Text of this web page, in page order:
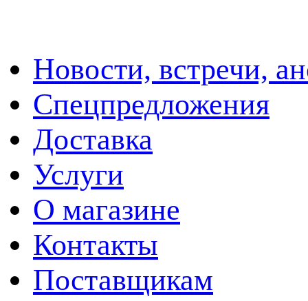
Новости, встречи,
Спецпредложения
Доставка
Услуги
О магазине
Контакты
Поставщикам